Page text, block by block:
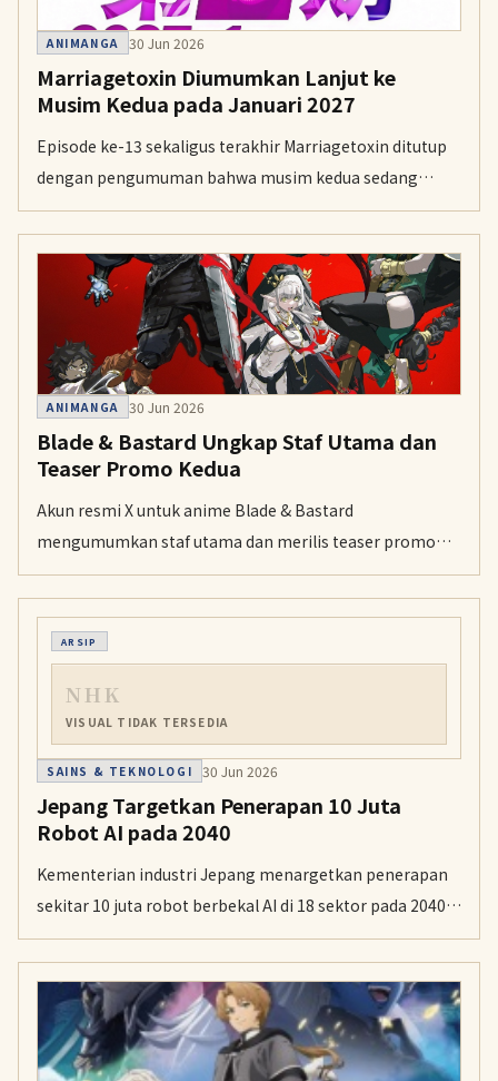
ANIMANGA 30 Jun 2026
Marriagetoxin Diumumkan Lanjut ke
Musim Kedua pada Januari 2027
Episode ke-13 sekaligus terakhir Marriagetoxin ditutup
dengan pengumuman bahwa musim kedua sedang
diproduksi. Serial ini dijadwalkan tayang perdana pada
Januari 2027 di slot baru Karnival!! milik Kansai TV dan
Fuji TV.
ANIMANGA 30 Jun 2026
Blade & Bastard Ungkap Staf Utama dan
Teaser Promo Kedua
Akun resmi X untuk anime Blade & Bastard
mengumumkan staf utama dan merilis teaser promo
kedua pada Selasa. Anime ini dijadwalkan tayang pada
2027.
ARSIP
NHK
VISUAL TIDAK TERSEDIA
SAINS & TEKNOLOGI 30 Jun 2026
Jepang Targetkan Penerapan 10 Juta
Robot AI pada 2040
Kementerian industri Jepang menargetkan penerapan
sekitar 10 juta robot berbekal AI di 18 sektor pada 2040
di tengah kekurangan tenaga kerja yang terus
meningkat. Pemerintah juga menyiapkan proyek
pengembangan AI fisik senilai 380 miliar yen tahun fiskal
ini.